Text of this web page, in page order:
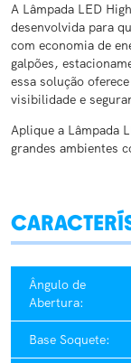
A Lâmpada LED
desenvolvida para
com economia de
galpões,
essa solução
visibilidade e
Aplique a Lâmpada
grandes ambientes
Ângulo de
Abertura:
Base Soquete: